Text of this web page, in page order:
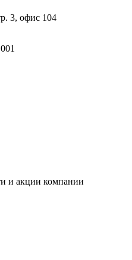
3, офис 104
и акции компании